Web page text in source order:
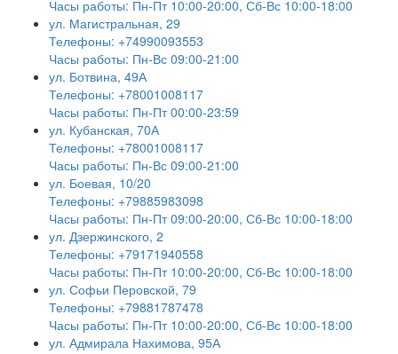
Часы работы: Пн-Пт 10:00-20:00, Сб-Вс 10:00-18:00
ул. Магистральная, 29
Телефоны: +74990093553
Часы работы: Пн-Вс 09:00-21:00
ул. Ботвина, 49А
Телефоны: +78001008117
Часы работы: Пн-Пт 00:00-23:59
ул. Кубанская, 70А
Телефоны: +78001008117
Часы работы: Пн-Вс 09:00-21:00
ул. Боевая, 10/20
Телефоны: +79885983098
Часы работы: Пн-Пт 09:00-20:00, Сб-Вс 10:00-18:00
ул. Дзержинского, 2
Телефоны: +79171940558
Часы работы: Пн-Пт 10:00-20:00, Сб-Вс 10:00-18:00
ул. Софьи Перовской, 79
Телефоны: +79881787478
Часы работы: Пн-Пт 10:00-20:00, Сб-Вс 10:00-18:00
ул. Адмирала Нахимова, 95А